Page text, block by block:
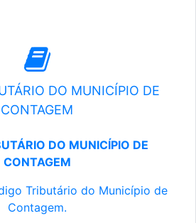
DO MUNICÍPIO DE
CONTAGEM
DO MUNICÍPIO DE
CONTAGEM
Tributário do Município de
Contagem.